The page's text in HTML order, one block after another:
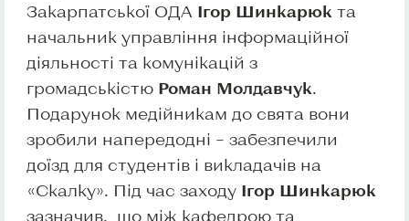
Закарпатської ОДА Ігор Шинкарюк та
начальник управління інформаційної
діяльності та комунікацій з
громадськістю Роман Молдавчук.
Подарунок медійникам до свята вони
зробили напередодні – забезпечили
доїзд для студентів і викладачів на
«Скалку». Під час заходу Ігор Шинкарюк
зазначив, що між кафедрою та